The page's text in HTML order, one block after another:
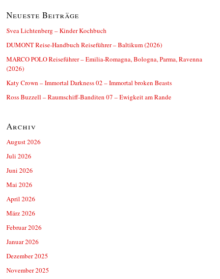
Neueste Beiträge
Svea Lichtenberg – Kinder Kochbuch
DUMONT Reise-Handbuch Reiseführer – Baltikum (2026)
MARCO POLO Reiseführer – Emilia-Romagna, Bologna, Parma, Ravenna
(2026)
Katy Crown – Immortal Darkness 02 – Immortal broken Beasts
Ross Buzzell – Raumschiff-Banditen 07 – Ewigkeit am Rande
Archiv
August 2026
Juli 2026
Juni 2026
Mai 2026
April 2026
März 2026
Februar 2026
Januar 2026
Dezember 2025
November 2025